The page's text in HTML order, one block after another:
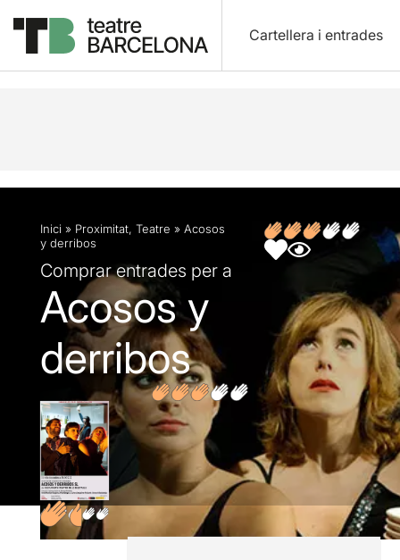
Cartellera i entrades
Descripció Fitxa artística
Inici » Proximitat, Teatre » Acosos
y derribos
Comprar entrades per a
Acosos y
derribos